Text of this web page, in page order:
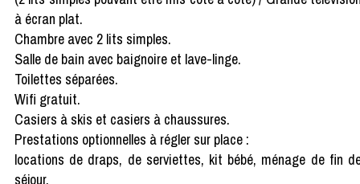
à écran plat.
Chambre avec 2 lits simples.
Salle de bain avec baignoire et lave-linge.
Toilettes séparées.
Wifi gratuit.
Casiers à skis et casiers à chaussures.
Prestations optionnelles à régler sur place :
locations de draps, de serviettes, kit bébé, ménage de fin
séjour.